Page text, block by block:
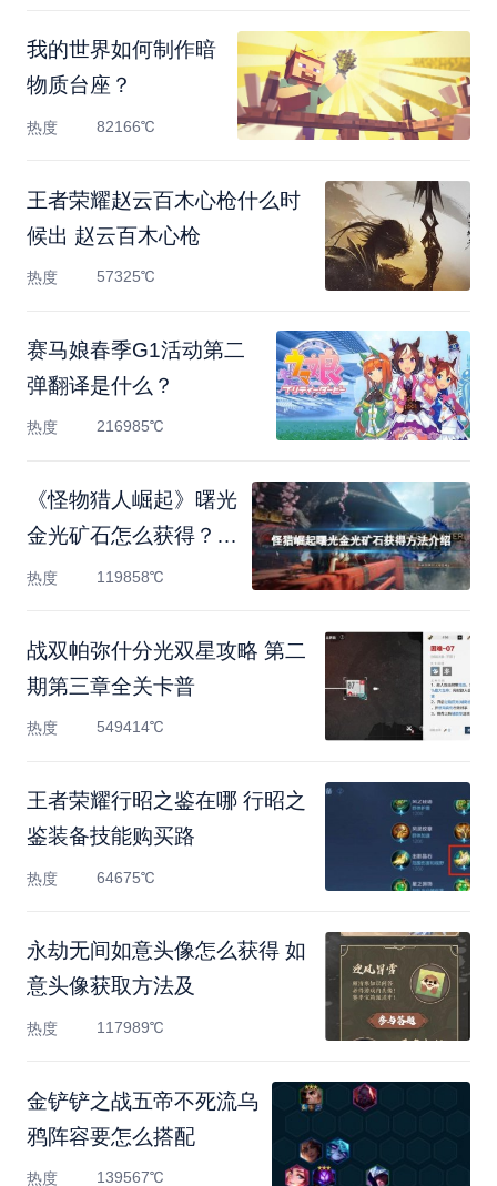
我的世界如何制作暗
物质台座？
热度 82166℃
王者荣耀赵云百木心枪什么时
候出 赵云百木心枪
热度 57325℃
赛马娘春季G1活动第二
弹翻译是什么？
热度 216985℃
《怪物猎人崛起》曙光
金光矿石怎么获得？金
光
热度 119858℃
战双帕弥什分光双星攻略 第二
期第三章全关卡普
热度 549414℃
王者荣耀行昭之鉴在哪 行昭之
鉴装备技能购买路
热度 64675℃
永劫无间如意头像怎么获得 如
意头像获取方法及
热度 117989℃
金铲铲之战五帝不死流乌
鸦阵容要怎么搭配
热度 139567℃